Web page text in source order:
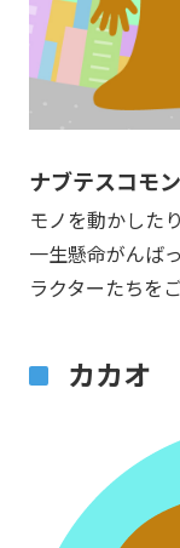
ナブテスコモ
モノを動かした
一生懸命がんば
ラクターたちを
カカオ